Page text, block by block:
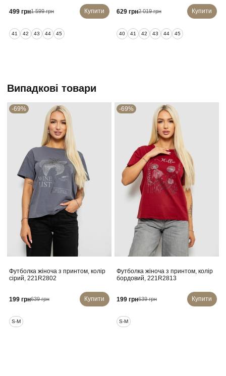
499 грн1 599 грн Купити
41 42 43 44 45
629 грн2 019 грн Купити
40 41 42 43 44 45
Випадкові товари
-69%
Футболка жіноча з принтом, колір
сірий, 221R2802
199 грн639 грн Купити
S-M
-69%
Футболка жіноча з принтом, колір
бордовий, 221R2813
199 грн639 грн Купити
S-M